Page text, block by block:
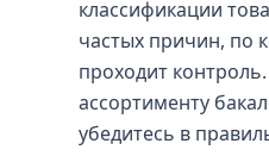
классификации
частых причин,
проходит
ассортименту
убедитесь в